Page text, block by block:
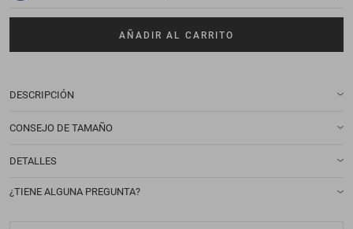
AÑADIR AL CARRITO
DESCRIPCIÓN
CONSEJO DE TAMAÑO
DETALLES
¿TIENE ALGUNA PREGUNTA?